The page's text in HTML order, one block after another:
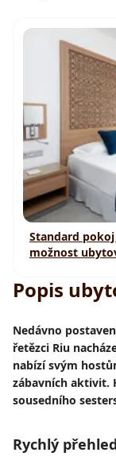
Standard
možnost
Popis
Nedávno
řetězci Riu
nabízí svým
zábavních aktivit.
sousedního
Rychlý přehled